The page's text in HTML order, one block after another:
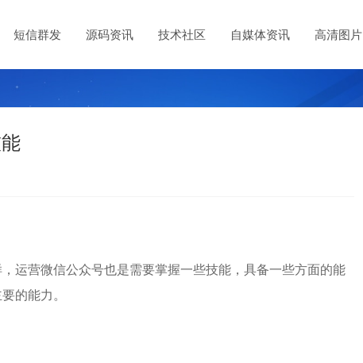
短信群发 源码资讯 技术社区 自媒体资讯 高清图片
运营微信公众号也是需要掌握一些技能，具备一些方面的能
的能力。